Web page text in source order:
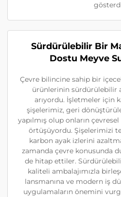
Sürdürülebilir Bir
Dostu Meyve
Çevre bilincine sahip bir
ürünlerinin sürdürülebilir
arıyordu. İşletmeler için
şişelerimiz, geri
yapılmış olup onların
örtüşüyordu. Şişelerimizi
karbon ayak izlerini
zamanda çevre konusunda
de hitap ettiler.
kaliteli ambalajımızla
lansmanına ve modern iş
uygulamaların önemini